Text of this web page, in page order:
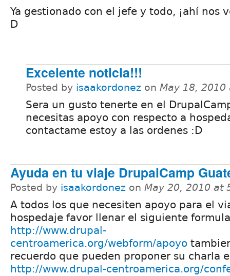
Ya gestionado con el jefe y todo, ¡ahí nos
D
Excelente noticia!!!
Posted by isaakordonez on May 18, 2010
Sera un gusto tenerte en el
necesitas apoyo con respecto a
contactame estoy a las ordenes :D
Ayuda en tu viaje DrupalCamp
Posted by isaakordonez on May 20, 2010 at
A todos los que necesiten apoyo para el
hospedaje favor llenar el siguiente
http://www.drupal-
centroamerica.org/webform/apoyo
recuerdo que pueden proponer su charla
http://www.drupal-centroamerica.org/